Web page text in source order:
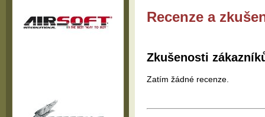
Recenze a
Zkušenosti
Zatím žádné recenze.